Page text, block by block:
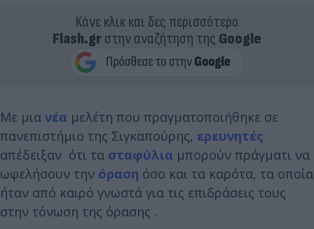
Κάνε κλικ και δες περισσότερο
Flash.grστην αναζήτηση της Google
Με μια νέα μελέτη που πραγματοποιήθηκε σε
πανεπιστήμιο της Σιγκαπούρης, ερευνητές
απέδειξαν ότι τα σταφύλια μπορούν πράγματι να
ωφελήσουν την όραση όσο και τα καρότα, τα οποία
ήταν από καιρό γνωστά για τις επιδράσεις τους
στην τόνωση της όρασης .